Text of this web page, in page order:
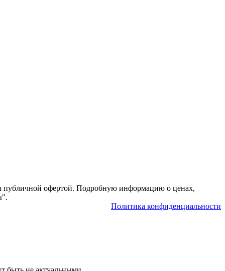
публичной офертой. Подробную информацию о ценах,
Политика конфиденциальности